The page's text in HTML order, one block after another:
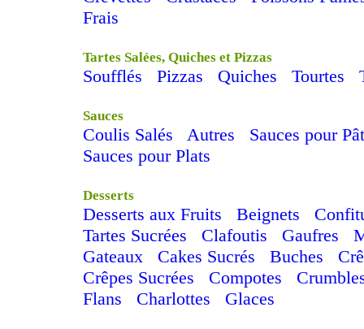
Frais
Tartes Salées, Quiches et Pizzas
Soufflés Pizzas Quiches Tourtes
Sauces
Coulis Salés Autres
Sauces pour
Sauces pour Plats
Desserts
Desserts aux Fruits Beignets
Tartes Sucrées
Clafoutis Gaufres
Gateaux
Cakes Sucrés Buches
Crêpes Sucrées
Compotes
Flans
Charlottes Glaces